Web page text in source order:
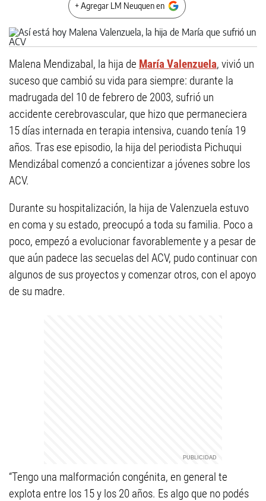
+ Agregar LM Neuquen en
Malena Mendizabal, la hija de María Valenzuela, vivió un
suceso que cambió su vida para siempre: durante la
madrugada del 10 de febrero de 2003, sufrió un
accidente cerebrovascular, que hizo que permaneciera
15 días internada en terapia intensiva, cuando tenía 19
años. Tras ese episodio, la hija del periodista Pichuqui
Mendizábal comenzó a concientizar a jóvenes sobre los
ACV.
Durante su hospitalización, la hija de Valenzuela estuvo
en coma y su estado, preocupó a toda su familia. Poco a
poco, empezó a evolucionar favorablemente y a pesar de
que aún padece las secuelas del ACV, pudo continuar con
algunos de sus proyectos y comenzar otros, con el apoyo
de su madre.
“Tengo una malformación congénita, en general te
explota entre los 15 y los 20 años. Es algo que no podés